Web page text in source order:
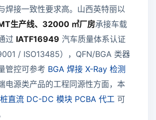
焊接一致性要求高。山西英特丽以
生产线、32000 ㎡厂房承接车载
过 IATF16949 汽车质量体系认证
/ ISO13485），QFN/BGA 类器
管控可参考 BGA 焊接 X-Ray 检测
电源类产品的工程同源性方面，本
直流 DC-DC 模块 PCBA 代工 可